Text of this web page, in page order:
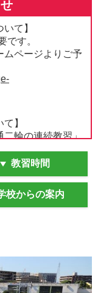
て】
です。
ムページよりご予
】
二輪の連続教習」
す。
て申し訳ございま
いたします。
「AT限定解除」
定解除」の追加
。
金がかかります。
教習時間
校からの案内